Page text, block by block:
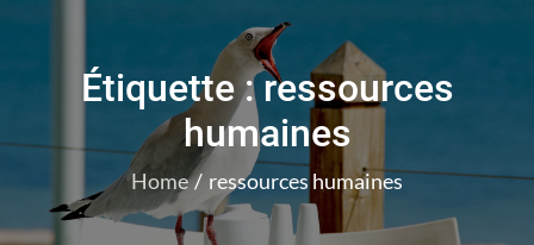
Étiquette :ressources
humaines
Home ressources humaines